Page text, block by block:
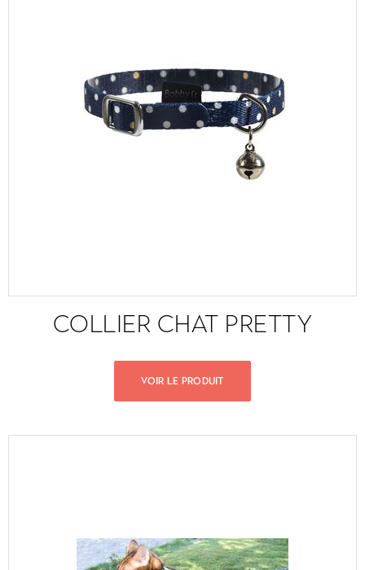
COLLIER CHAT PRETTY
VOIR LE PRODUIT